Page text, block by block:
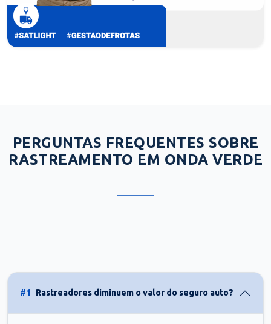
PERGUNTAS FREQUENTES SOBRE
RASTREAMENTO EM ONDA VERDE
#1 Rastreadores diminuem o valor do seguro auto?